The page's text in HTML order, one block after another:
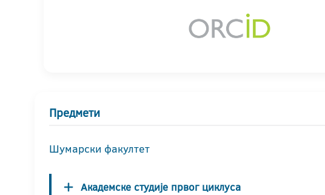
Предмети
Шумарски факултет
Академске студије првог циклуса